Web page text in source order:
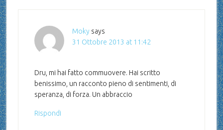
Moky says
31 Ottobre 2013 at 11:42
Dru, mi hai fatto commuovere. Hai scritto
benissimo, un racconto pieno di sentimenti, di
speranza, di forza. Un abbraccio
Rispondi